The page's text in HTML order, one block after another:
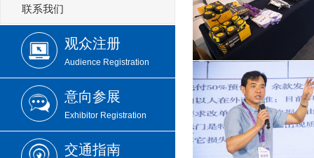
联系我们
观众注册
Audience Registration
意向参展
Exhibitor Registration
交通指南